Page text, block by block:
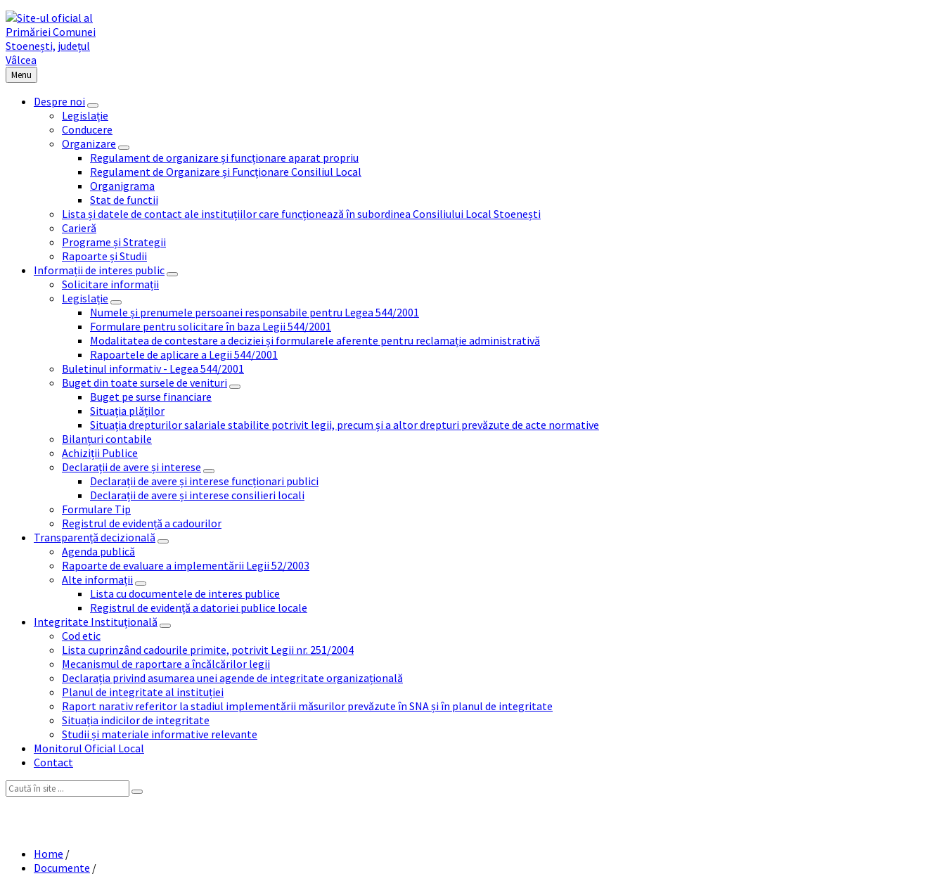
Menu
Despre noi
Legislație
Conducere
Organizare
Regulament de organizare și funcționare aparat propriu
Regulament de Organizare și Funcționare Consiliul Local
Organigrama
Stat de functii
Lista și datele de contact ale instituțiilor care funcționează în subordinea Consiliului Local Stoenești
Carieră
Programe și Strategii
Rapoarte și Studii
Informații de interes public
Solicitare informații
Legislație
Numele și prenumele persoanei responsabile pentru Legea 544/2001
Formulare pentru solicitare în baza Legii 544/2001
Modalitatea de contestare a deciziei și formularele aferente pentru reclamație administrativă
Rapoartele de aplicare a Legii 544/2001
Buletinul informativ - Legea 544/2001
Buget din toate sursele de venituri
Buget pe surse financiare
Situația plăților
Situația drepturilor salariale stabilite potrivit legii, precum și a altor drepturi prevăzute de acte normative
Bilanțuri contabile
Achiziții Publice
Declarații de avere și interese
Declarații de avere și interese funcționari publici
Declarații de avere și interese consilieri locali
Formulare Tip
Registrul de evidență a cadourilor
Transparență decizională
Agenda publică
Rapoarte de evaluare a implementării Legii 52/2003
Alte informații
Lista cu documentele de interes publice
Registrul de evidență a datoriei publice locale
Integritate Instituțională
Cod etic
Lista cuprinzând cadourile primite, potrivit Legii nr. 251/2004
Mecanismul de raportare a încălcărilor legii
Declarația privind asumarea unei agende de integritate organizațională
Planul de integritate al instituției
Raport narativ referitor la stadiul implementării măsurilor prevăzute în SNA și în planul de integritate
Situația indicilor de integritate
Studii și materiale informative relevante
Monitorul Oficial Local
Contact
Search:
Home /
Documente /